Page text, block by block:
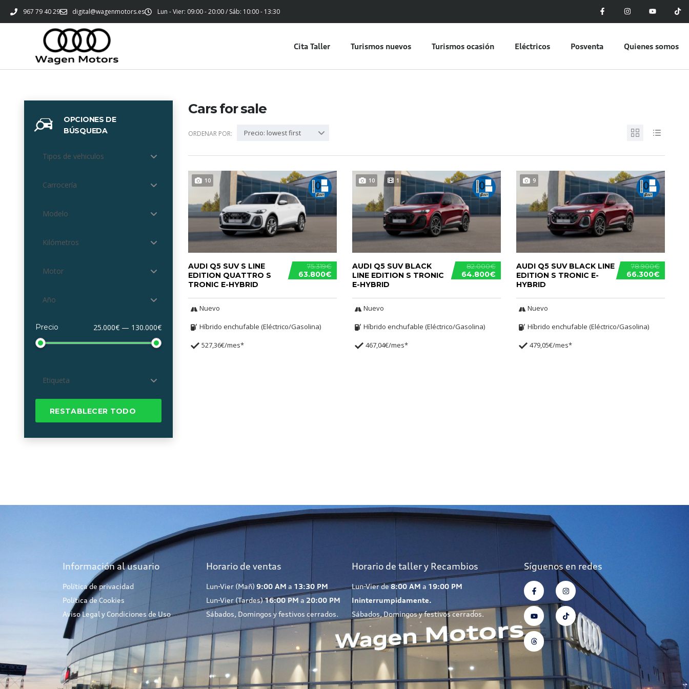
967 79 40 29 digital@wagenmotors.es Lun - Vier: 09:00 - 20:00 / Sáb: 10:00 - 13:30
Cita Taller Turismos nuevos Turismos ocasión Eléctricos Posventa Quienes somos
OPCIONES DE
BÚSQUEDA
Tipos de vehiculos
Carrocería
Modelo
Kilómetros
Motor
Año
Precio 25.000€ — 130.000€
Etiqueta
RESTABLECER TODO
Cars for sale
ORDENAR POR: Precio: lowest first
10
75.319€
63.800€
AUDI Q5 SUV S LINE
EDITION QUATTRO S
TRONIC E-HYBRID
Nuevo
Híbrido enchufable (Eléctrico/Gasolina)
527,36€/mes*
10 1
82.000€
64.800€
AUDI Q5 SUV BLACK
LINE EDITION S TRONIC
E-HYBRID
Nuevo
Híbrido enchufable (Eléctrico/Gasolina)
467,04€/mes*
9
78.900€
66.300€
AUDI Q5 SUV BLACK LINE
EDITION S TRONIC E-
HYBRID
Nuevo
Híbrido enchufable (Eléctrico/Gasolina)
479,05€/mes*
Información al usuario
Política de privacidad
Política de Cookies
Aviso Legal y Condiciones de Uso
Horario de ventas
Lun-Vier (Mañ) 9:00 AM a 13:30 PM
Lun-Vier (Tardes)16:00 PM a 20:00 PM
Sábados, Domingos y festivos cerrados.
Horario de taller y Recambios
Lun-Vier de8:00 AM a 19:00 PM
Ininterrumpidamente.
Sábados, Domingos y festivos cerrados.
Síguenos en redes